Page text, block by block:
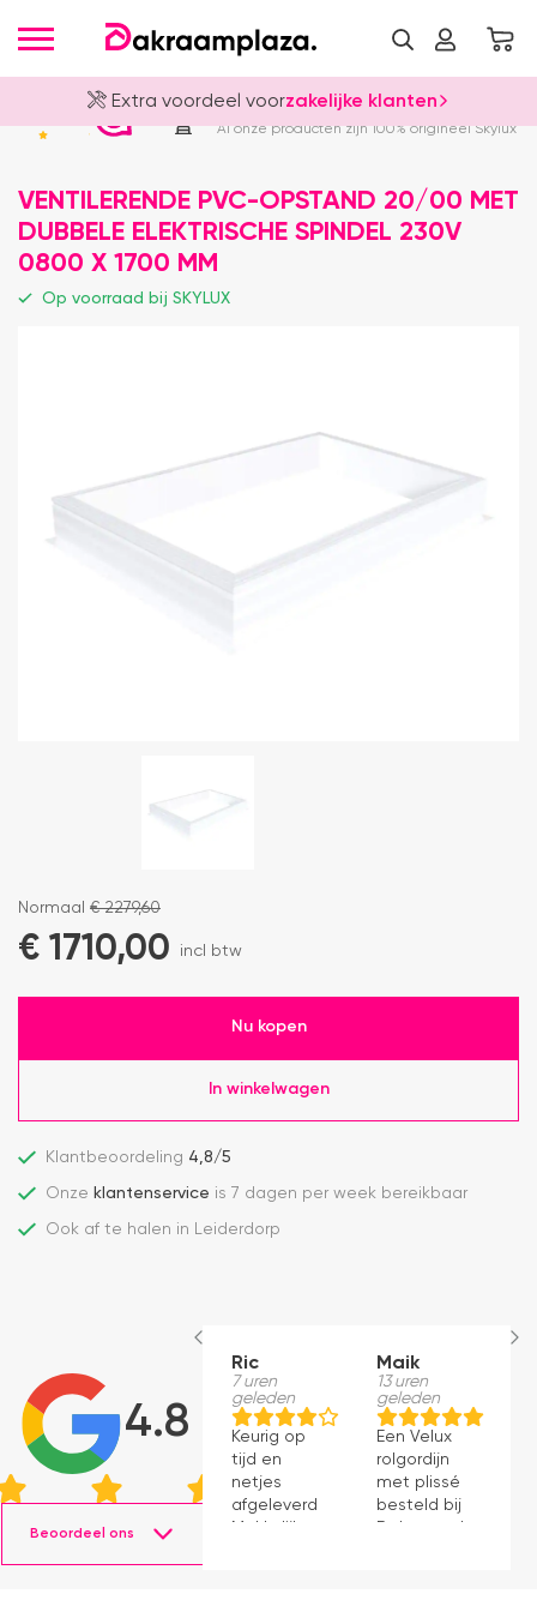
Extra voordeel voorzakelijke klanten
Officieel Skylux Dealer
Al onze producten zijn 100% origineel Skylux
VENTILERENDE PVC-OPSTAND 20/00 MET
DUBBELE ELEKTRISCHE SPINDEL 230V
0800 X 1700 MM
Op voorraad bij SKYLUX
Normaal €2279,60
€ 1710,00 incl btw
Nu kopen
In winkelwagen
Klantbeoordeling 4,8/5
Onze klantenservice is 7 dagen per week bereikbaar
Ook af te halen in Leiderdorp
4.8
Beoordeel ons
Ric
7 uren
geleden
Keurig op
tijd en
netjes
afgeleverd.
Makkelijk
Maik
13 uren
geleden
Een Velux
rolgordijn
met plissé
besteld bij
Dakraamplaza.